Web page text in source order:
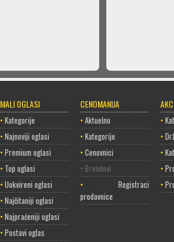
MALI OGLASI
• Kategorije
• Najnoviji oglasi
• Premium oglasi
• Top oglasi
• Uokvireni oglasi
• Najčitaniji oglasi
• Najpraćeniji oglasi
• Postavi oglas
CENOMANIJA
• Aktuelno
• Kategorije
• Cenovnici
• Brendovi
• Registracija
prodavnice
•
•
•
•
•